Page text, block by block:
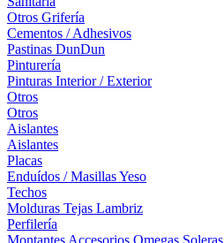
Otros Grifería
Cementos / Adhesivos
Pastinas DunDun
Pinturería
Pinturas Interior / Exterior
Otros
Otros
Aislantes
Aislantes
Placas
Enduídos / MasillasYeso
Techos
Molduras Tejas Lambriz
Perfilería
Montantes Accesorios Omegas Soleras